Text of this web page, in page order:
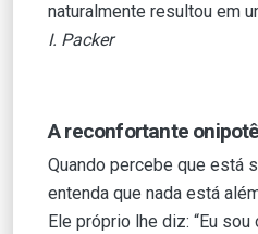
naturalmente resultou em
I. Packer
A reconfortante
Quando percebe que está
entenda que nada está
Ele próprio lhe diz: “Eu